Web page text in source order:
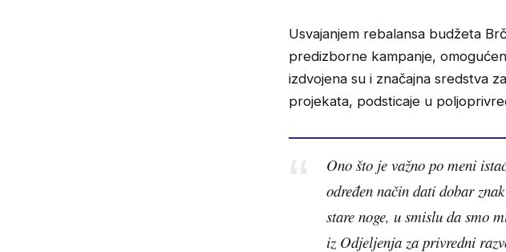
Usvajanjem rebalansa budžeta
predizborne kampanje,
izdvojena su i značajna sredstva
projekata, podsticaje u
Ono što je važno po meni
određen način dati dobar
stare noge, u smislu da smo
iz Odjeljenja za privredni